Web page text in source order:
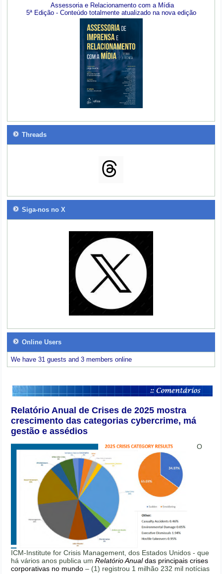
Assessoria e Relacionamento com a Mídia
5ª Edição - Conteúdo totalmente atualizado na nova edição
Threads
Siga-nos no X
Online Users
We have 31 guests and 3 members online
Relatório Anual de Crises de 2025 mostra
crescimento das categorias cybercrime, má
gestão e assédios
O
ICM-Institute for Crisis Management, dos Estados Unidos - que
há vários anos publica umRelatório Anualdas principais crises
corporativas no mundo – (1) registrou 1 milhão 232 mil notícias